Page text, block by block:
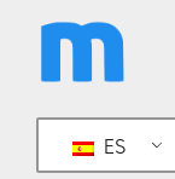
ES